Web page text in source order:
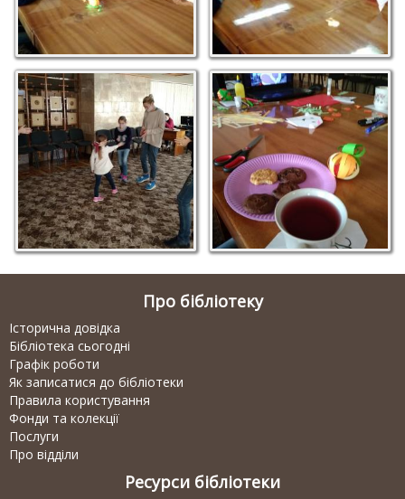
Про бібліотеку
Історична довідка
Бібліотека сьогодні
Графік роботи
Як записатися до бібліотеки
Правила користування
Фонди та колекції
Послуги
Про відділи
Ресурси бібліотеки